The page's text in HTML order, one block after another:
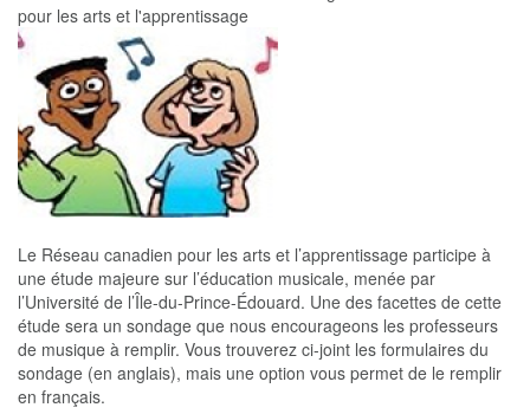
and
parents.
This
free
music
program
offers
hope,
joy
a
bit
of
raucous
fun:
‘It’s
like
pour les arts et l'apprentissage
Le Réseau canadien pour les arts et l’apprentissage participe à
une étude majeure sur l’éducation musicale, menée par
l’Université de l’Île-du-Prince-Édouard. Une des facettes de cette
étude sera un sondage que nous encourageons les professeurs
de musique à remplir. Vous trouverez ci-joint les formulaires du
sondage (en anglais), mais une option vous permet de le remplir
en français.